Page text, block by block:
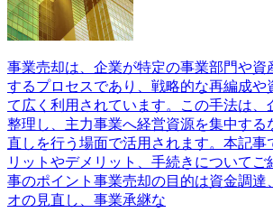
事業売却は、企業が特定の事業部門や資
するプロセスであり、戦略的な再編成や
て広く利用されています。この手法は、
整理し、主力事業へ経営資源を集中する
直しを行う場面で活用されます。本記事
リットやデメリット、手続きについてご
事のポイント事業売却の目的は資金調達
オの見直し、事業承継な